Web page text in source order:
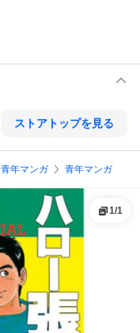
ストアトップを見る
青年マンガ 青年マンガ
1/1